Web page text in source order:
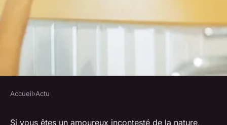
Accueil›Actu
Si vous êtes un amoureux incontesté de la nature,